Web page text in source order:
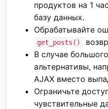
продуктов на 1
базу данных.
Обрабатывайте
get_posts()
В случае
альтернативы,
AJAX вместо
Ограничьте
чувствительные